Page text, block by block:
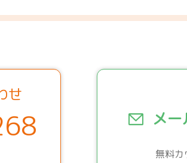
せ
メ
無料